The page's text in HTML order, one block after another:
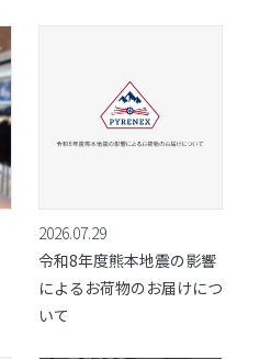
2026.07.29
令和8年度熊本地震の影響
によるお荷物のお届けにつ
いて